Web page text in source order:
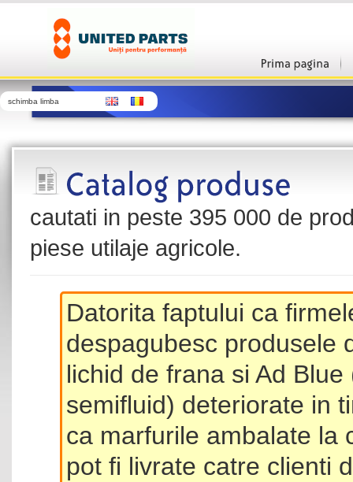
schimba limba
cautati in peste 395 000 de
piese utilaje agricole.
Datorita faptului ca
despagubesc produsele
lichid de frana si Ad
semifluid) deteriorate in
ca marfurile ambalate la
pot fi livrate catre clienti